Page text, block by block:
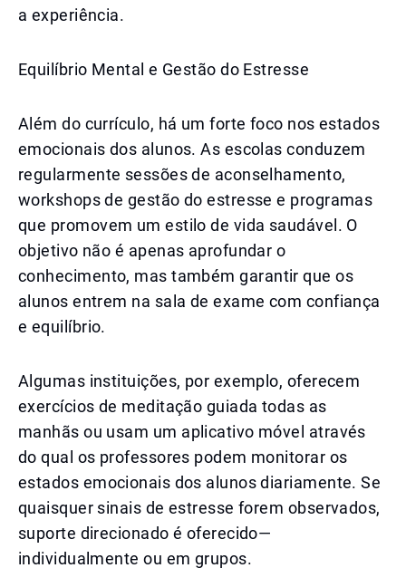
a experiência.
Equilíbrio Mental e Gestão do Estresse
Além do currículo, há um forte foco nos estados
emocionais dos alunos. As escolas conduzem
regularmente sessões de aconselhamento,
workshops de gestão do estresse e programas
que promovem um estilo de vida saudável. O
objetivo não é apenas aprofundar o
conhecimento, mas também garantir que os
alunos entrem na sala de exame com confiança
e equilíbrio.
Algumas instituições, por exemplo, oferecem
exercícios de meditação guiada todas as
manhãs ou usam um aplicativo móvel através
do qual os professores podem monitorar os
estados emocionais dos alunos diariamente. Se
quaisquer sinais de estresse forem observados,
suporte direcionado é oferecido—
individualmente ou em grupos.